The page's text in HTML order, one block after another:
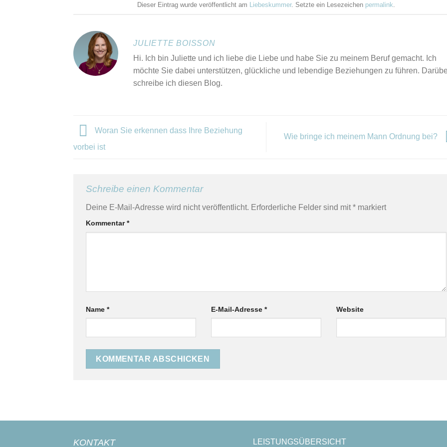
Dieser Eintrag wurde veröffentlicht am Liebeskummer. Setzte ein Lesezeichen permalink
JULIETTE BOISSON
Hi. Ich bin Juliette und ich liebe die Liebe und habe Sie zu meinem Beruf gemacht. Ich
möchte Sie dabei unterstützen, glückliche und lebendige Beziehungen zu führen.
schreibe ich diesen Blog.
Woran Sie erkennen dass Ihre Beziehung
vorbei ist
Wie bringe ich meinem Mann Ordnung bei?
Schreibe einen Kommentar
Deine E-Mail-Adresse wird nicht veröffentlicht. Erforderliche Felder sind mit* markiert
Kommentar*
Name * E-Mail-Adresse * Website
KONTAKT LEISTUNGSÜBERSICHT